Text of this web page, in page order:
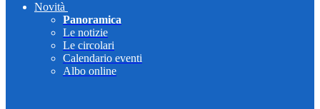
Novità
Panoramica
Le notizie
Le circolari
Calendario eventi
Albo online